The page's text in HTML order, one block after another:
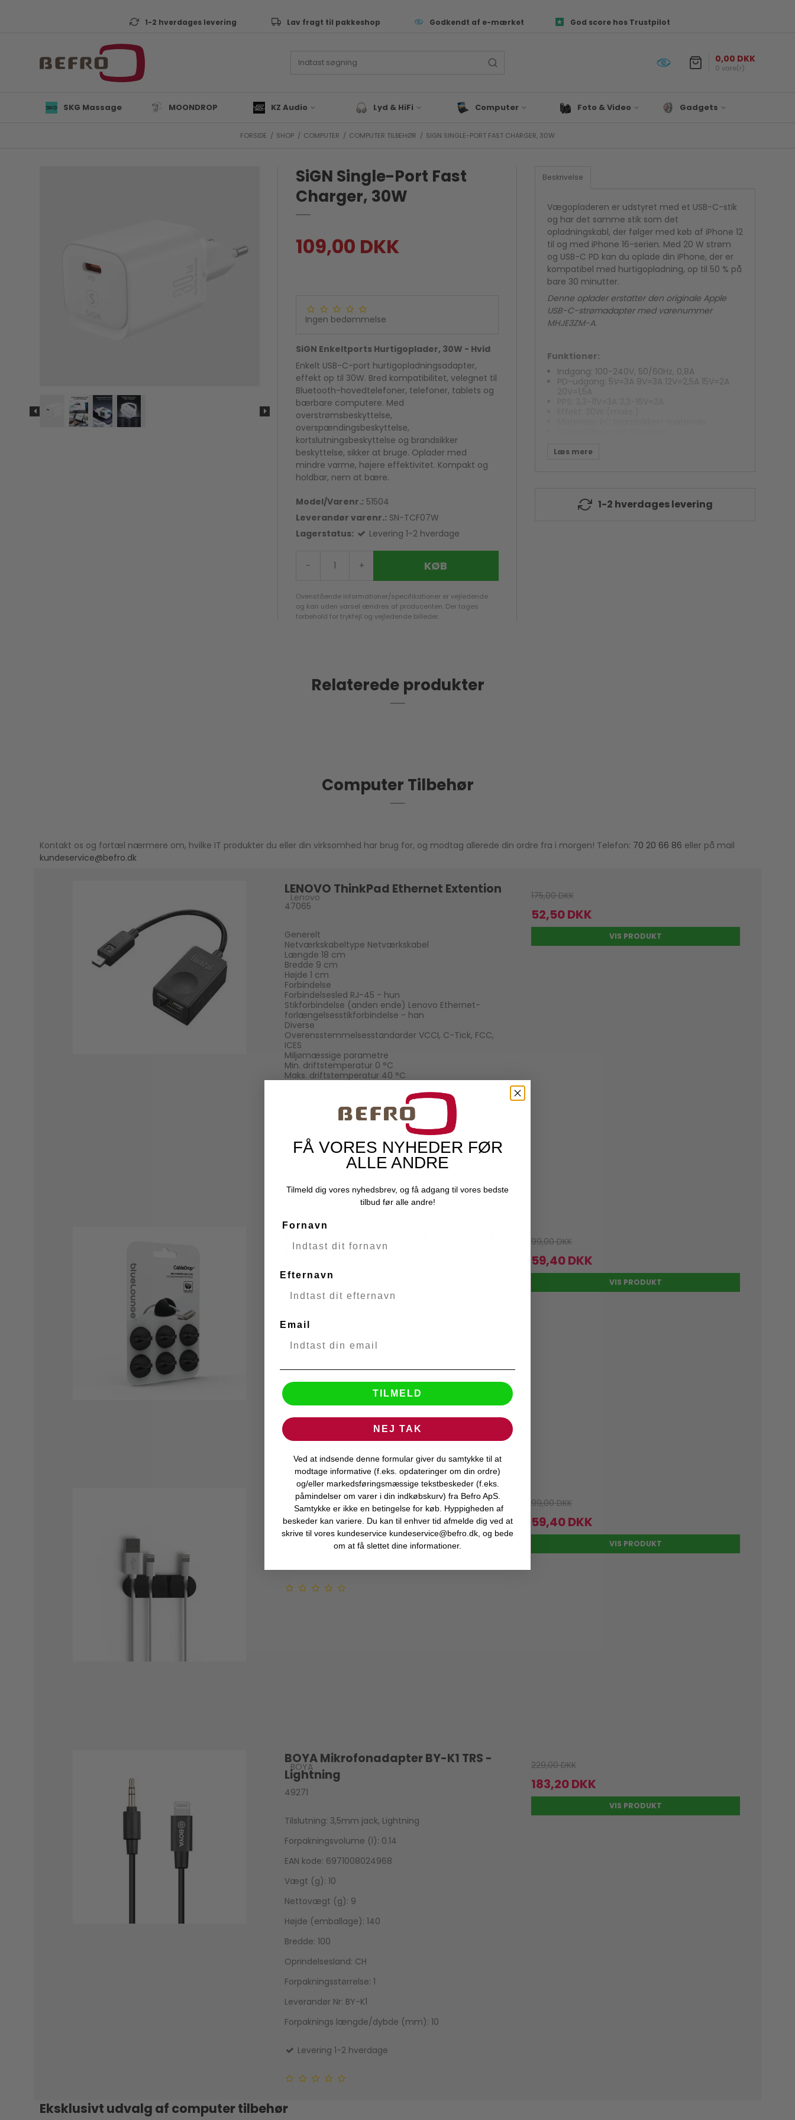
1-2 hverdages levering Lav fragt til pakkeshop Godkendt af e-mærket God score hos Trustpilot
0,00 DKK
0 vare(r)
SKG Massage MOONDROP KZ Audio
Live Performance
Keyboard & synth
ALLROUND & VALUE
KZ Audio tilbehør
Lyd & HiFi
Lyd & Hifi tilbehør
Hovedtelefoner
Computer
Tasker
Computer Tilbehør
Foto & Video
Fototasker
Hukommelseskort
Kamera tilbehør
Kamerastativ
Mikrofon
Kamera flash
Polaroid Kamera
Gadgets
Til Hjemmet
Drone
Denver
FORSIDE / SHOP / COMPUTER / COMPUTER TILBEHØR / SIGN SINGLE-PORT FAST CHARGER, 30W
SiGN Single-Port Fast
Charger, 30W
109,00 DKK
Ingen bedømmelse
SiGN Enkeltports Hurtigoplader, 30W - Hvid
Enkelt USB-C-port hurtigopladningsadapter,
effekt op til 30W. Bred kompatibilitet, velegnet til
Bluetooth-hovedtelefoner, telefoner, tablets og
bærbare computere. Med
overstrømsbeskyttelse,
overspændingsbeskyttelse,
kortslutningsbeskyttelse og brandsikker
beskyttelse, sikker at bruge. Oplader med
mindre varme, højere effektivitet. Kompakt og
holdbar, nem at bære.
Model/Varenr.: 51504
Leverandør varenr.: SN-TCF07W
Lagerstatus:
Levering 1-2 hverdage
- + KØB
Ovenstående informationer/specifikationer er vejledende
og kan uden varsel ændres af producenten. Der tages
forbehold for trykfejl og vejledende billeder.
Beskrivelse
Vægopladeren er udstyret med et USB-C-stik
og har det samme stik som det
opladningskabl, der følger med køb af iPhone 12
til og med iPhone 16-serien. Med 20 W strøm
og USB-C PD kan du oplade din iPhone, der er
kompatibel med hurtigopladning, op til 50 % på
bare 30 minutter.
Denne oplader erstatter den originale Apple
USB-C-strømadapter med varenummer
MHJE3ZM-A.
Funktioner:
Indgang: 100-240V, 50/60Hz, 0,8A
PD-udgang: 5V=3A 9V=3A 12V=2,5A 15V=2A
Kompatibel med: Samsung Galaxy S10e,
S20, Samsung Galaxy S20+, Samsung Galaxy
S20 Ultra, Samsung Galaxy S21 5G, Samsung
God score hos Trustpilot 1-2 hverdages levering
Relaterede produkter
Computer Tilbehør
Kontakt os og fortæl nærmere om, hvilke IT produkter du eller din virksomhed har brug for, og modtag allerede din ordre fra i morgen! Telefon: 70 20 66 86 eller på mail
kundeservice@befro.dk
LENOVO ThinkPad Ethernet Extention
Lenovo
47065
Generelt
Netværkskabeltype Netværkskabel
Længde 18 cm
Bredde 9 cm
Højde 1 cm
Forbindelse
Forbindelsesled RJ-45 - hun
Stikforbindelse (anden ende) Lenovo Ethernet-
forlængelsesstikforbindelse - han
Diverse
Overensstemmelsesstandarder VCCI, C-Tick, FCC,
ICES
Miljømæssige parametre
Min. driftstemperatur 0 °C
Maks. driftstemperatur 40 °C
Designet for Lenovo ThinkPad L380Lenovo ThinkPad
L380 YogaLenovo ThinkPad X1 Carbon (2nd Gen) 20A7,
20A8Lenovo ThinkPad X1 Carbon (3rd Gen) 20BS,
20BTLenovo ThinkPad X380 YogaLenovo ThinkPad
Yoga 370
Levering 1-2 hverdage
175,00 DKK
52,50 DKK
VIS PRODUKT
6-pack Sort
Bluelounge
50412
Levering 1-2 hverdage
99,00 DKK
59,40 DKK
VIS PRODUKT
Bluelounge Cable Drop Multi Kabel
Holder - 2 pack Sort
Bluelounge
50413
99,00 DKK
59,40 DKK
VIS PRODUKT
BOYA Mikrofonadapter BY-K1 TRS -
Lightning
BOYA
49271
Tilslutning: 3,5mm jack, Lightning
Forpakningsvolume (l): 0.14
EAN kode: 6971008024968
Vægt (g): 10
Nettovægt (g): 9
Højde (emballage): 140
Bredde: 100
Oprindelsesland: CH
Forpakningsstørrelse: 1
Leverandør Nr: BY-K1
Forpaknings længde/dybde (mm): 10
Levering 1-2 hverdage
229,00 DKK
183,20 DKK
VIS PRODUKT
Eksklusivt udvalg af computer tilbehør
FÅ VORES NYHEDER FØR
ALLE ANDRE
Tilmeld dig vores nyhedsbrev, og få adgang til vores bedste
tilbud før alle andre!
Fornavn
Efternavn
Email
TILMELD
NEJ TAK
Ved at indsende denne formular giver du samtykke til at
modtage informative (f.eks. opdateringer om din ordre)
og/eller markedsføringsmæssige tekstbeskeder (f.eks.
påmindelser om varer i din indkøbskurv) fra Befro ApS.
Samtykke er ikke en betingelse for køb. Hyppigheden af
beskeder kan variere. Du kan til enhver tid afmelde dig ved at
skrive til vores kundeservice kundeservice@befro.dk, og bede
om at få slettet dine informationer.